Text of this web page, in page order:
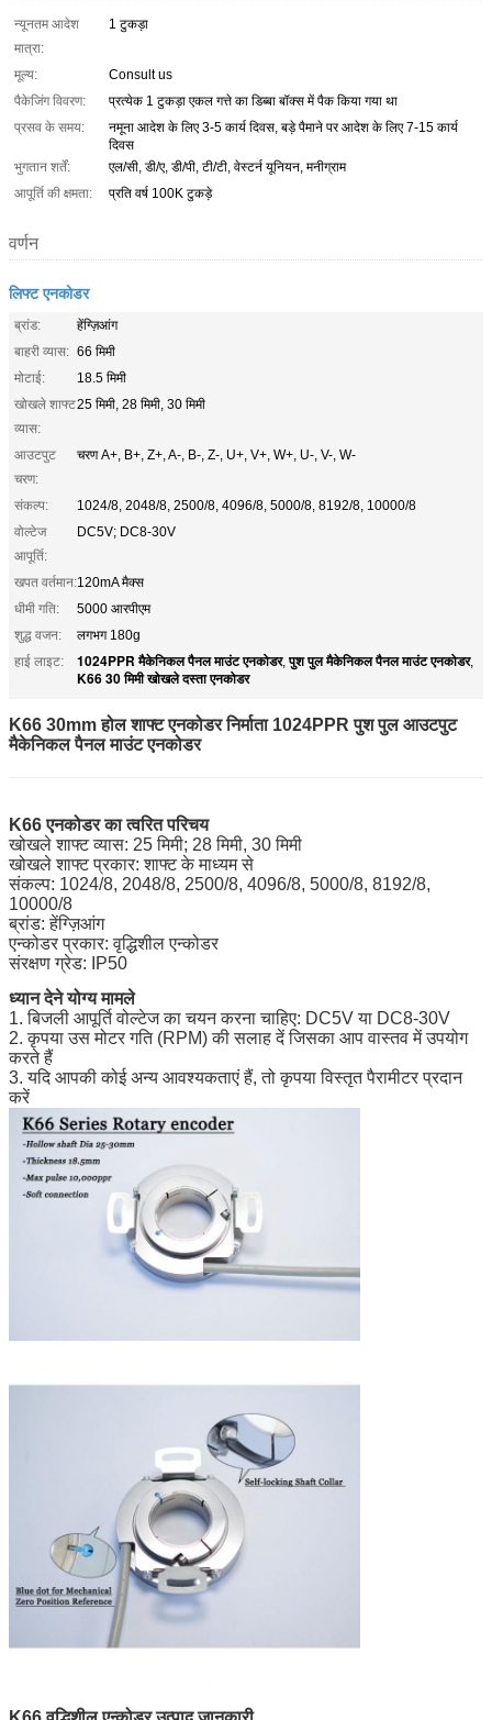
न्यूनतम आदेश
मात्रा:
1 टुकड़ा
मूल्य:
Consult us
पैकेजिंग विवरण:
प्रत्येक 1 टुकड़ा एकल गत्ते का डिब्बा बॉक्स में पैक किया गया था
प्रसव के समय:
नमूना आदेश के लिए 3-5 कार्य दिवस, बड़े पैमाने पर आदेश के लिए 7-15 कार्य
दिवस
भुगतान शर्तें:
एल/सी, डी/ए, डी/पी, टी/टी, वेस्टर्न यूनियन, मनीग्राम
आपूर्ति की क्षमता:
प्रति वर्ष 100K टुकड़े
वर्णन
लिफ्ट एनकोडर
ब्रांड:
हेंग्ज़िआंग
बाहरी व्यास: 66 मिमी
मोटाई:
18.5 मिमी
खोखले शाफ्ट
व्यास:
25 मिमी, 28 मिमी, 30 मिमी
आउटपुट
चरण:
चरण A+, B+, Z+, A-, B-, Z-, U+, V+, W+, U-, V-, W-
संकल्प:
1024/8, 2048/8, 2500/8, 4096/8, 5000/8, 8192/8, 10000/8
वोल्टेज
आपूर्ति:
DC5V; DC8-30V
खपत वर्तमान:120mA मैक्स
धीमी गति:
5000 आरपीएम
शुद्ध वजन:
लगभग 180g
हाई लाइट:
1024PPR मैकेनिकल पैनल माउंट एनकोडर,पुश पुल मैकेनिकल पैनल माउंट एनकोडर,
K66 30 मिमी खोखले दस्ता एनकोडर
K66 30mm होल शाफ्ट एनकोडर निर्माता 1024PPR पुश पुल आउटपुट
मैकेनिकल पैनल माउंट एनकोडर
K66 एनकोडर का त्वरित परिचय
खोखले शाफ्ट व्यास: 25 मिमी; 28 मिमी, 30 मिमी
खोखले शाफ्ट प्रकार: शाफ्ट के माध्यम से
संकल्प: 1024/8, 2048/8, 2500/8, 4096/8, 5000/8, 8192/8,
10000/8
ब्रांड: हेंग्ज़िआंग
एन्कोडर प्रकार: वृद्धिशील एन्कोडर
संरक्षण ग्रेड: IP50
ध्यान देने योग्य मामले
1. बिजली आपूर्ति वोल्टेज का चयन करना चाहिए: DC5V या DC8-30V
2. कृपया उस मोटर गति (RPM) की सलाह दें जिसका आप वास्तव में उपयोग
करते हैं
3. यदि आपकी कोई अन्य आवश्यकताएं हैं, तो कृपया विस्तृत पैरामीटर प्रदान
करें